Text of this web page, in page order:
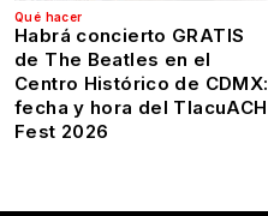
Qué hacer
Habrá concierto GRATIS
de The Beatles en el
Centro Histórico de CDMX:
fecha y hora del TlacuACH
Fest 2026